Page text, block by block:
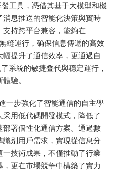
工具，憑借其基于大模型和機
息推送的智能化決策與實時
持跨平台兼容，能夠在
縫運行，确保信息傳遞的高效
提升了通信效率，更通過自
系統的敏捷叠代與穩定運行，
驗。
一步強化了智能通信的自主學
用低代碼開發模式，降低了
署個性化通信方案。通過數
别用戶需求，實現從信息分
技術成果，不僅推動了行業
更在市場競争中構築了實力